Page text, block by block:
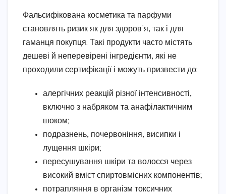
Фальсифікована косметика та парфуми
становлять ризик як для здоров’я, так і для
гаманця покупця. Такі продукти часто містять
дешеві й неперевірені інгредієнти, які не
проходили сертифікації і можуть призвести до:
алергічних реакцій різної інтенсивності,
включно з набряком та анафілактичним
шоком;
подразнень, почервоніння, висипки і
лущення шкіри;
пересушування шкіри та волосся через
високий вміст спиртовмісних компонентів;
потрапляння в організм токсичних